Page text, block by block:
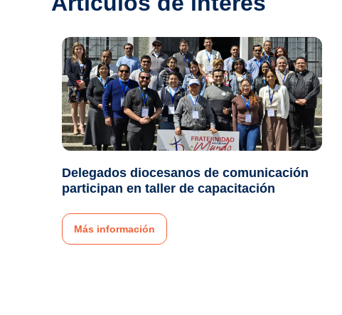
Delegados diocesanos de comunicación
participan en taller de capacitación
Más información